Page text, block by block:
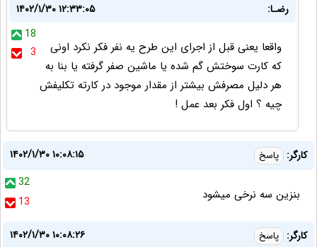
رضـا:
۱۴۰۲/۱/۳۰ ۱۲:۳۳:۰۵
18
3
واقعا یعنی قبل از اجرای این طرح یه نفر فکر نکرد اونی
که کارت سوختش گم شده یا ماشین صفر گرفته یا بنا به
هر دلیل مصرفش بیشتر از مقدار موجود در کارته تکلیفش
چیه ؟ اول فکر بعد عمل !
کارگر: پاسخ
۱۴۰۲/۱/۳۰ ۱۰:۰۸:۱۵
32
13
بنزین سه نرخی میشود
کارگر: پاسخ
۱۴۰۲/۱/۳۰ ۱۰:۰۸:۲۶